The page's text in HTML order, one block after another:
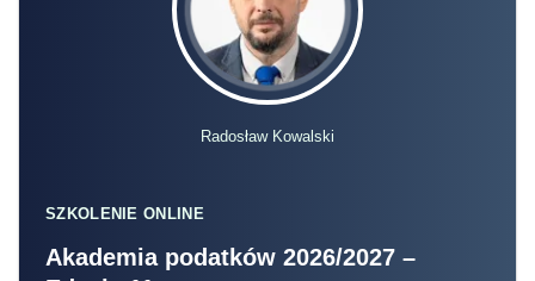
13.10 | 18.11 | 8.12 | 13.01.2027 r., 10:00-15:00
online, na żywo + nagranie
Zapisz się
uwzględnić premię średnią liniową na